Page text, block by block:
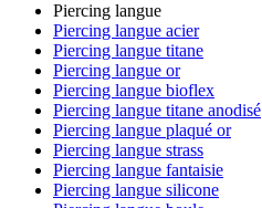
Piercing langue
Piercing langue acier
Piercing langue titane
Piercing langue or
Piercing langue bioflex
Piercing langue titane anodisé
Piercing langue plaqué or
Piercing langue strass
Piercing langue fantaisie
Piercing langue silicone